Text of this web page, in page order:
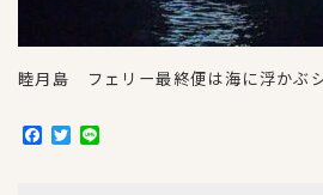
睦月島 フェリー最終便は海に浮かぶ
F
a
T
w